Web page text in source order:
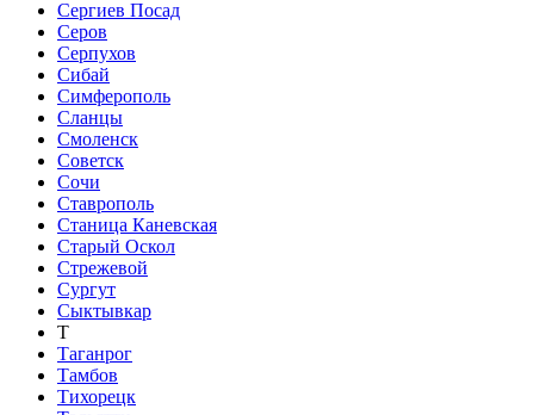
Сергиев Посад
Серов
Серпухов
Сибай
Симферополь
Сланцы
Смоленск
Советск
Сочи
Ставрополь
Станица Каневская
Старый Оскол
Стрежевой
Сургут
Сыктывкар
Т
Таганрог
Тамбов
Тихорецк